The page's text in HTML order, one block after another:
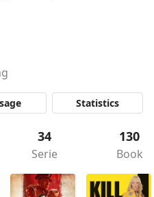
Statistics
34
Serie
130
Book